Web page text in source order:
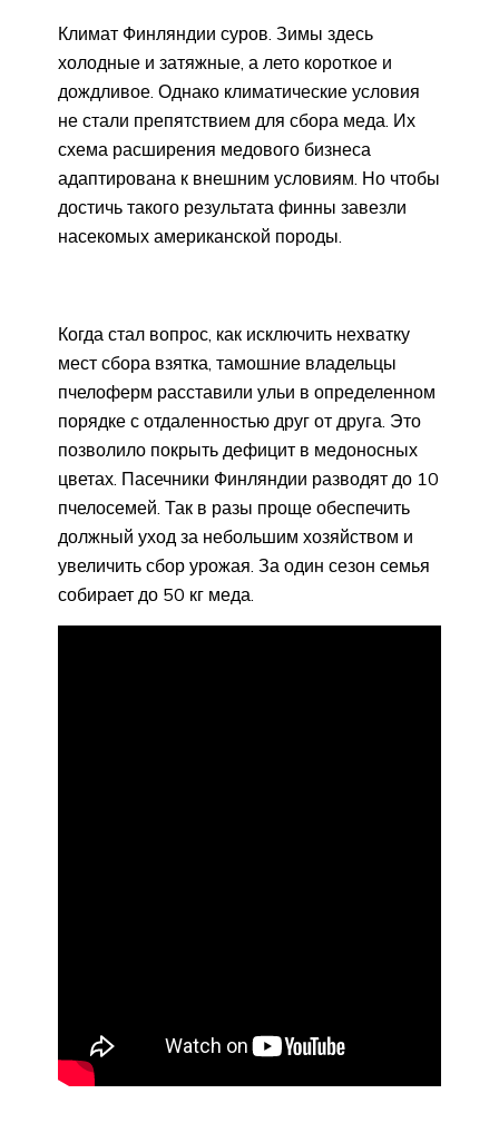
Климат Финляндии суров. Зимы здесь
холодные и затяжные, а лето короткое и
дождливое. Однако климатические условия
не стали препятствием для сбора меда. Их
схема расширения медового бизнеса
адаптирована к внешним условиям. Но чтобы
достичь такого результата финны завезли
насекомых американской породы.
Когда стал вопрос, как исключить нехватку
мест сбора взятка, тамошние владельцы
пчелоферм расставили ульи в определенном
порядке с отдаленностью друг от друга. Это
позволило покрыть дефицит в медоносных
цветах. Пасечники Финляндии разводят до 10
пчелосемей. Так в разы проще обеспечить
должный уход за небольшим хозяйством и
увеличить сбор урожая. За один сезон семья
собирает до 50 кг меда.